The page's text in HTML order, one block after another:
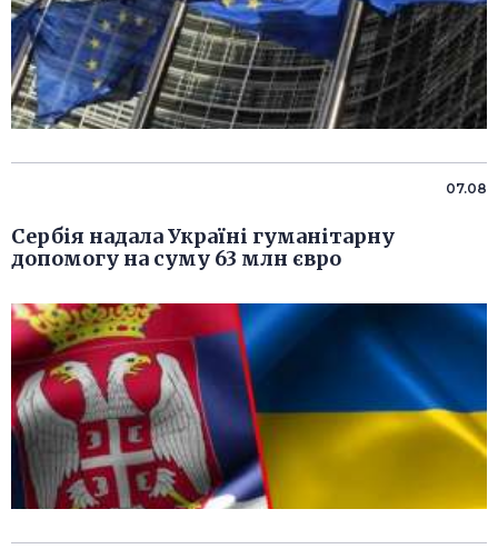
07.08
Сербія надала Україні гуманітарну
допомогу на суму 63 млн євро